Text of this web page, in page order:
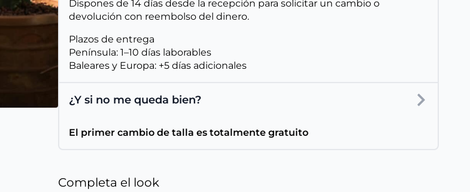
Dispones de 14 días desde la recepción para solicitar un cambio o
devolución con reembolso del dinero.
Plazos de entrega
Península: 1–10 días laborables
Baleares y Europa: +5 días adicionales
¿Y si no me queda bien?
El primer cambio de talla es totalmente gratuito
Completa el look